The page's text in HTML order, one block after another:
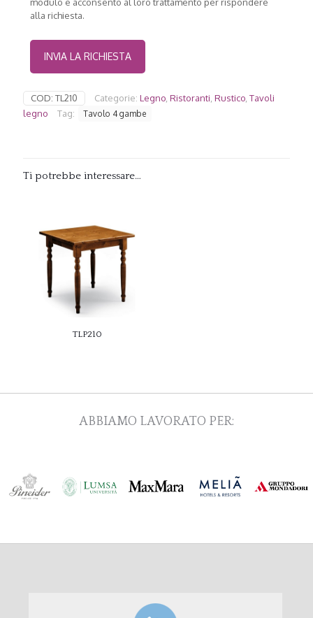
alla richiesta.
COD: TL210 Categorie: Legno Ristoranti Rustico Tavoli
legno
Tag: Tavolo 4 gambe
Ti potrebbe interessare…
TLP210
ABBIAMO LAVORATO PER: